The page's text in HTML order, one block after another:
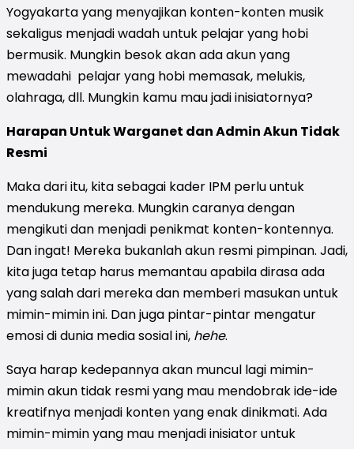
Yogyakarta yang menyajikan konten-konten musik
sekaligus menjadi wadah untuk pelajar yang hobi
bermusik. Mungkin besok akan ada akun yang
mewadahi pelajar yang hobi memasak, melukis,
olahraga, dll. Mungkin kamu mau jadi inisiatornya?
Harapan Untuk Warganet dan Admin Akun Tidak
Resmi
Maka dari itu, kita sebagai kader IPM perlu untuk
mendukung mereka. Mungkin caranya dengan
mengikuti dan menjadi penikmat konten-kontennya.
Dan ingat! Mereka bukanlah akun resmi pimpinan. Jadi,
kita juga tetap harus memantau apabila dirasa ada
yang salah dari mereka dan memberi masukan untuk
mimin-mimin ini. Dan juga pintar-pintar mengatur
emosi di dunia media sosial ini, hehe.
Saya harap kedepannya akan muncul lagi mimin-
mimin akun tidak resmi yang mau mendobrak ide-ide
kreatifnya menjadi konten yang enak dinikmati. Ada
mimin-mimin yang mau menjadi inisiator untuk